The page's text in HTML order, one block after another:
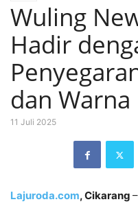
Wuling
Hadir
dan Warna
11 Juli 2025
Lajuroda.com, Cikarang